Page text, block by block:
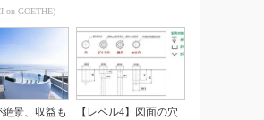
on GOETHE)
景、収益も
【レベル4】図面の穴